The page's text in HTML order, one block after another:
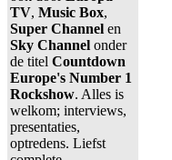
TV, Music Box,
Super Channel en
Sky Channel onder
de titel Countdown
Europe's Number 1
Rockshow. Alles is
welkom; interviews,
presentaties,
optredens. Liefst